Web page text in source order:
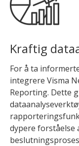
Kraftig
For å ta
integrere Visma
Reporting. Dette
dypere forståelse